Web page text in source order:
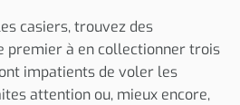
casiers, trouvez des
premier à en collectionner trois
impatients de voler les
attention ou, mieux encore,